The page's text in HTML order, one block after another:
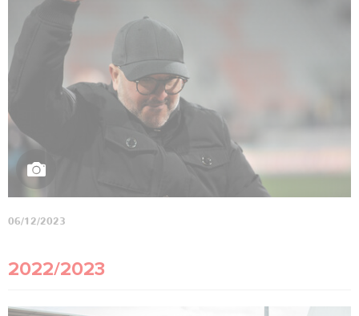
06/12/2023
2022/2023